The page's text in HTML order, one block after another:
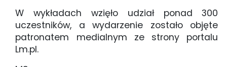
W wykładach wzięło udział ponad 300
uczestników, a wydarzenie zostało objęte
patronatem medialnym ze strony portalu
Lm.pl.